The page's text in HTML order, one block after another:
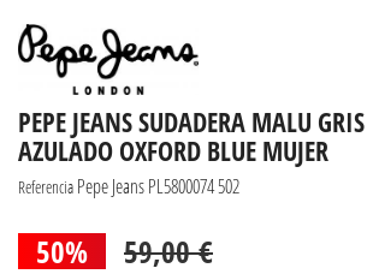
PEPE JEANS SUDADERA MALU GRIS
AZULADO OXFORD BLUE MUJER
Referencia Pepe Jeans PL5800074 502
50% 59,00 €